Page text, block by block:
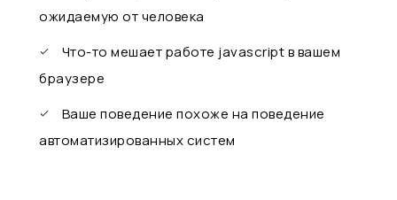
ожидаемую от человека
Что-то мешает работе javascript в вашем
браузере
Ваше поведение похоже на поведение
автоматизированных систем